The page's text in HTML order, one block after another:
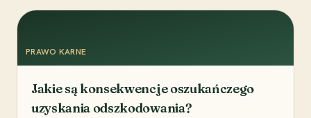
PRAWO KARNE
Jakie są konsekwencje oszukańczego
uzyskania odszkodowania?